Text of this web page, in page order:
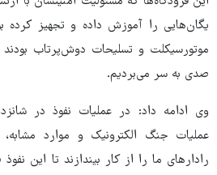
یگان‌هایی را آموزش داده و تجهیز کرده
موتورسیکلت و تسلیحات دوش‌پرتاب
صدی به سر می‌بردیم.
وی ادامه داد: در عملیات نفوذ در
عملیات جنگ الکترونیک و موارد
رادارهای ما را از کار بیندازند تا این